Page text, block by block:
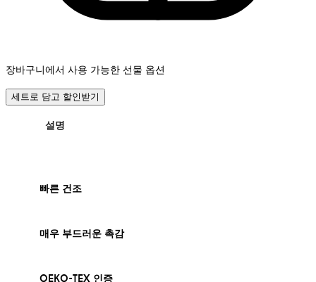
장바구니에서 사용 가능한 선물 옵션
세트로 담고 할인받기
설명
빠른 건조
매우 부드러운 촉감
OEKO-TEX 인증